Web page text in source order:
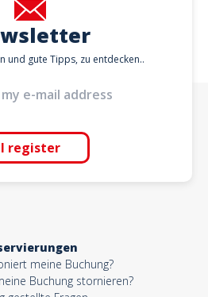
und gute Tipps, zu entdecken..
I register
meine Buchung?
Buchung stornieren?